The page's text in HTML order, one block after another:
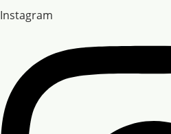
Instagram